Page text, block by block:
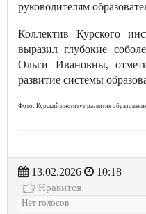
руководителям
Коллектив Курского
выразил глубокие
Ольги Ивановны,
развитие системы
Фото: Курский институт развития
13.02.2026
10:18
Нравится
Нет голосов